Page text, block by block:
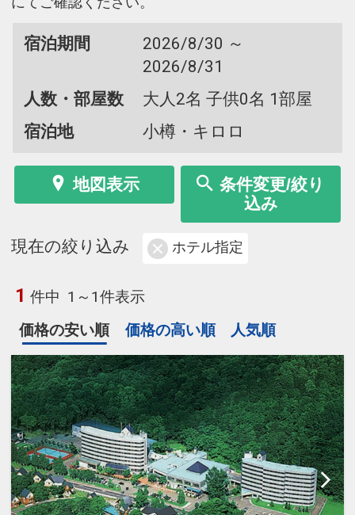
宿泊期間
2026/8/30 ～
2026/8/31
人数・部屋数
大人2名 子供0名 1部屋
宿泊地
小樽・キロロ
地図表示
条件変更/絞り
込み
現在の絞り込み ホテル指定
1 件中 1～1件表示
価格の安い順
価格の高い順 人気順